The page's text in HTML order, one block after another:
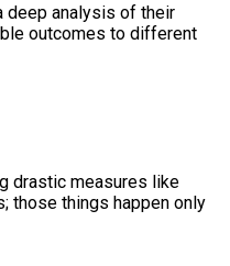
deep analysis of their
outcomes to different
drastic measures like
those things happen only